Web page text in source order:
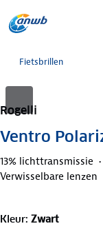
Fietsbrillen
Rogelli
Ventro
13% lichttransmissie
Verwisselbare lenzen
Kleur: Zwart